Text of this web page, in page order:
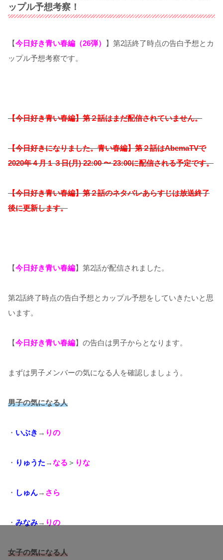
ップル予想考察！
【今日好き青い春編（26弾）
】第2話終了時点の告白予想とカ
ップル予想考察です。
【今日好き青い春編】第２話はまだ配信されていません。
【今日好きになりました。青い春編】第２話はAbemaTVで
2020年４月１３日(月) 22:00 〜 23:00に配信される予定です。
【今日好き青い春編】第２話のネタバレあらすじは放送終了
後に更新します。
【今日好き青い春編】第2話が配信されました。
第2話終了時点の告白予想とカップル予想をしていきたいと思
います。
【今日好き青い春編】の告白は男子からとなります。
まずは男子メンバーの気になる人を確認しましょう。
男子の気になる人
・ いぶき → りの
・ りゅうた →なる ＞ りな
・ しゅん→ さら
・ みなみ→ りの
女子の気になる人